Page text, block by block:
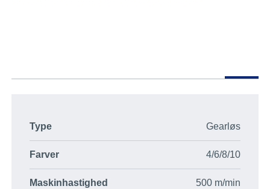
Type Gearløs
Farver 4/6/8/10
Maskinhastighed 500 m/min